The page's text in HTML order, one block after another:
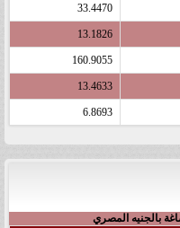
33.4470
13.1826
160.9055
13.4633
6.8693
بالجنيه المصري